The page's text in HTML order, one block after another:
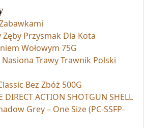
Przysmak Dla Kota
Wołowym 75G
Trawy Trawnik Polski
Bez Zbóż 500G
DIRECT ACTION SHOTGUN SHELL
Grey – One Size (PC-SSFP-